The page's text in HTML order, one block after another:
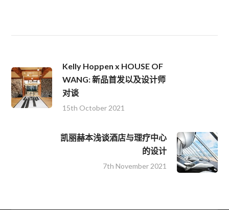
Kelly Hoppen x HOUSE OF
WANG: 新品首发以及设计师
对谈
15th October 2021
凯丽赫本浅谈酒店与理疗中心
的设计
7th November 2021